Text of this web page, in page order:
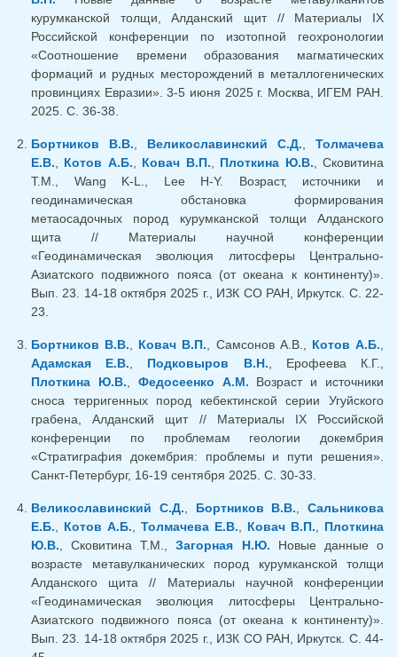
курумканской толщи, Алданский щит // Материалы IX
Российской конференции по изотопной геохронологии
«Соотношение времени образования магматических
формаций и рудных месторождений в металлогенических
провинциях Евразии». 3-5 июня 2025 г. Москва, ИГЕМ РАН.
2025. С. 36-38.
Бортников В.В. Великославинский С.Д.
Толмачева
Е.В.
Котов А.Б. Ковач В.П. Плоткина Ю.В. , Сковитина
Т.М., Wang K-L., Lee H-Y. Возраст, источники и
геодинамическая обстановка формирования
метаосадочных пород курумканской толщи Алданского
щита // Материалы научной конференции
«Геодинамическая эволюция литосферы Центрально-
Азиатского подвижного пояса (от океана к континенту)».
Вып. 23. 14-18 октября 2025 г., ИЗК СО РАН, Иркутск. С. 22-
23.
Бортников В.В. Ковач В.П. , Самсонов А.В., Котов А.Б.
Адамская Е.В.
Подковыров В.Н. , Ерофеева К.Г.,
Плоткина Ю.В.
Федосеенко А.М. Возраст и источники
сноса терригенных пород кебектинской серии Угуйского
грабена, Алданский щит // Материалы IХ Российской
конференции по проблемам геологии докембрия
«Стратиграфия докембрия: проблемы и пути решения».
Санкт-Петербург, 16-19 сентября 2025. С. 30-33.
Великославинский С.Д. Бортников В.В.
Сальникова
Е.Б.
Котов А.Б. Толмачева Е.В. Ковач В.П.
Плоткина
Ю.В. , Сковитина Т.М.,Загорная Н.Ю. Новые данные о
возрасте метавулканических пород курумканской толщи
Алданского щита // Материалы научной конференции
«Геодинамическая эволюция литосферы Центрально-
Азиатского подвижного пояса (от океана к континенту)».
Вып. 23. 14-18 октября 2025 г., ИЗК СО РАН, Иркутск. С. 44-